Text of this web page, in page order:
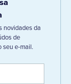
novidades da
de
seu e-mail.